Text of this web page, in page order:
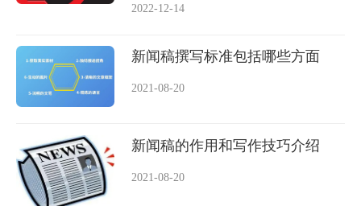
2022-12-14
新闻稿撰写标准包括哪些方面
2021-08-20
新闻稿的作用和写作技巧介绍
2021-08-20